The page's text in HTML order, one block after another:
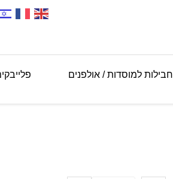
חבילות למוסדות / אולפנים